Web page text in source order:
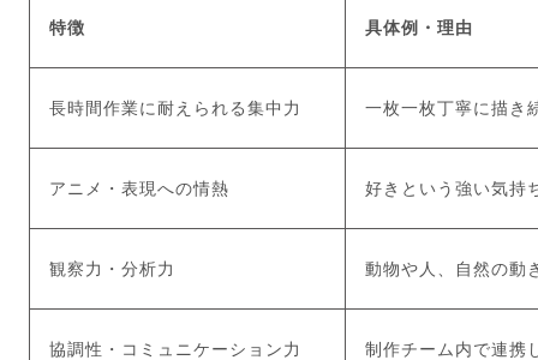
特徴 具体例・理由
長時間作業に耐えられる集中力 一枚一枚丁寧に描き
アニメ・表現への情熱 好きという強い気持
観察力・分析力 動物や人、自然の動
協調性・コミュニケーション力 制作チーム内で連携